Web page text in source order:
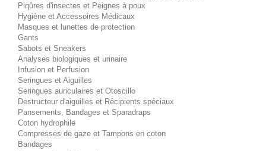
Piqûres d'insectes et Peignes à poux
Hygiène et Accessoires Médicaux
Masques et lunettes de protection
Gants
Sabots et Sneakers
Analyses biologiques et urinaire
Infusion et Perfusion
Seringues et Aiguilles
Seringues auriculaires et Otoscillo
Destructeur d'aiguilles et Récipients spéciaux
Pansements, Bandages et Sparadraps
Coton hydrophile
Compresses de gaze et Tampons en coton
Bandages